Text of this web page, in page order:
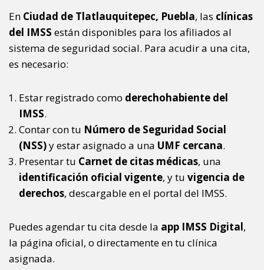
En Ciudad de Tlatlauquitepec, Puebla, las clínicas
del IMSS están disponibles para los afiliados al
sistema de seguridad social. Para acudir a una cita,
es necesario:
Estar registrado como derechohabiente del
IMSS.
Contar con tu Número de Seguridad Social
(NSS)y estar asignado a una UMF cercana.
Presentar tu Carnet de citas médicas, una
identificación oficial vigente, y tu vigencia de
derechos, descargable en el portal del IMSS.
Puedes agendar tu cita desde la app IMSS Digital,
la página oficial, o directamente en tu clínica
asignada.